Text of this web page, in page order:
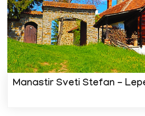
Manastir Sveti Stefan -